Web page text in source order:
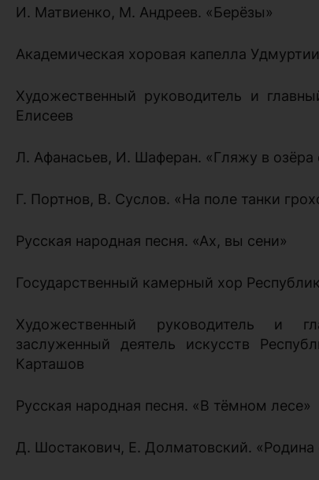
И. Матвиенко, М. Андреев. «Берёзы»
Академическая хоровая капелла Удмуртии
Художественный руководитель и
Елисеев
Л. Афанасьев, И. Шаферан. «Гляжу в озёра
Г. Портнов, В. Суслов. «На поле танки
Русская народная песня. «Ах, вы сени»
Государственный камерный хор
Художественный руководитель и
заслуженный деятель искусств
Карташов
Русская народная песня. «В тёмном лесе»
Д. Шостакович, Е. Долматовский.